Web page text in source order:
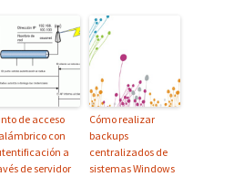
de acceso
con
a
de servidor
Cómo realizar
backups
centralizados de
sistemas Windows